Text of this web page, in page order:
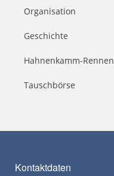
Organisation
Geschichte
Hahnenkamm-Rennen
Tauschbörse
Kontaktdaten